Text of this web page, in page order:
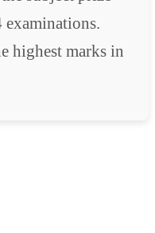
highest marks in